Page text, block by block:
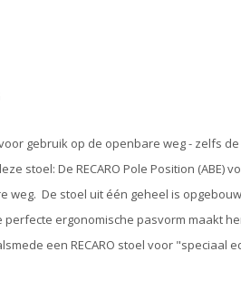
gebruik op de openbare weg - zelfs
stoel: De RECARO Pole Position (ABE)
weg. De stoel uit één geheel is
perfecte ergonomische pasvorm maakt
een RECARO stoel voor "speciaal